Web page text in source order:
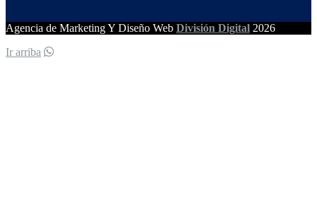
Agencia de Marketing Y Diseño Web División Digital 2026
Ir arriba